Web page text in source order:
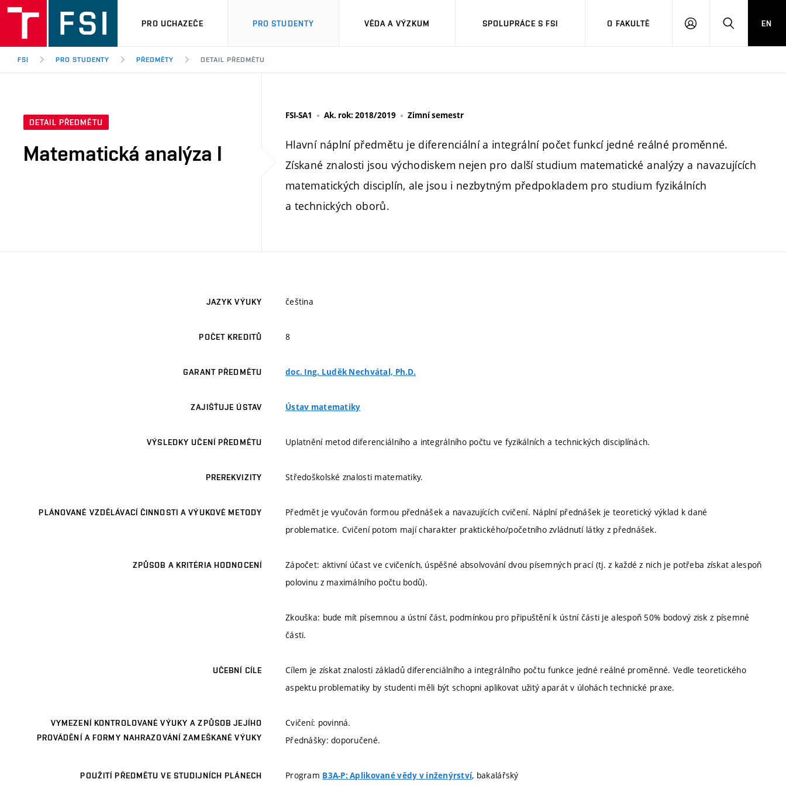
PRO UCHAZEČE PRO STUDENTY VĚDA A VÝZKUM SPOLUPRÁCE S FSI O FAKULTĚ
PŘIHLÁŠENÍHLEDAT
EN
FSI PRO STUDENTY PŘEDMĚTY DETAIL PŘEDMĚTU
DETAIL PŘEDMĚTU
Matematická analýza I
FSI-SA1 Ak. rok: 2018/2019 Zimní semestr
Hlavní náplní předmětu je diferenciální a integrální počet funkcí jedné reálné proměnné.
Získané znalosti jsou východiskem nejen pro další studium matematické analýzy a navazujících
matematických disciplín, ale jsou i nezbytným předpokladem pro studium fyzikálních
a technických oborů.
JAZYK VÝUKY čeština
POČET KREDITŮ 8
GARANT PŘEDMĚTU doc. Ing. Luděk Nechvátal, Ph.D.
ZAJIŠŤUJE ÚSTAV Ústav matematiky
VÝSLEDKY UČENÍ PŘEDMĚTU Uplatnění metod diferenciálního a integrálního počtu ve fyzikálních a technických disciplínách.
PREREKVIZITY Středoškolské znalosti matematiky.
PLÁNOVANÉ VZDĚLÁVACÍ ČINNOSTI A VÝUKOVÉ METODY
Předmět je vyučován formou přednášek a navazujících cvičení. Náplní přednášek je teoretický výklad k dané
problematice. Cvičení potom mají charakter praktického/početního zvládnutí látky z přednášek.
ZPŮSOB A KRITÉRIA HODNOCENÍ
Zápočet: aktivní účast ve cvičeních, úspěšné absolvování dvou písemných prací (tj. z každé z nich je potřeba získat alespoň
polovinu z maximálního počtu bodů).
Zkouška: bude mít písemnou a ústní část, podmínkou pro připuštění k ústní části je alespoň 50% bodový zisk z písemné
části.
UČEBNÍ CÍLE
Cílem je získat znalosti základů diferenciálního a integrálního počtu funkce jedné reálné proměnné. Vedle teoretického
aspektu problematiky by studenti měli být schopni aplikovat užitý aparát v úlohách technické praxe.
VYMEZENÍ KONTROLOVANÉ VÝUKY A ZPŮSOB JEJÍHO
PROVÁDĚNÍ A FORMY NAHRAZOVÁNÍ ZAMEŠKANÉ VÝUKY
Cvičení: povinná.
Přednášky: doporučené.
POUŽITÍ PŘEDMĚTU VE STUDIJNÍCH PLÁNECH Program B3A-P: Aplikované vědy v inženýrství, bakalářský